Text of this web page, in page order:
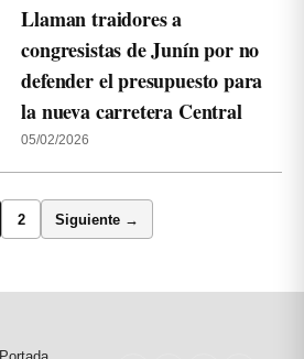
Llaman traidores a
congresistas de Junín por no
defender el presupuesto para
la nueva carretera Central
05/02/2026
2 Siguiente →